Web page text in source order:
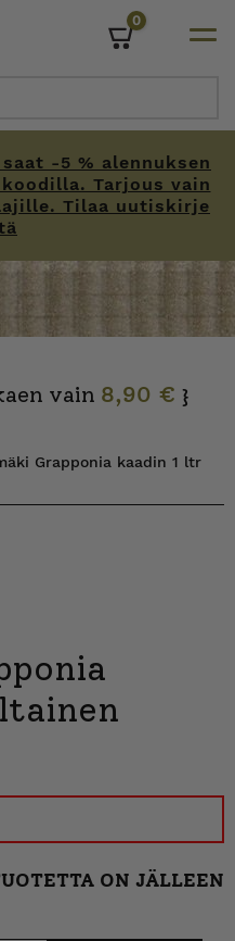
-5 % alennuksen
Tarjous vain
Tilaa uutiskirje
0
vain 8,90 € }
Grapponia kaadin 1 ltr
ON JÄLLEEN